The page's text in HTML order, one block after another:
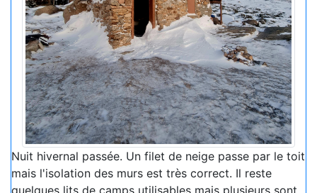
Nuit hivernal passée. Un filet de neige passe par le toit
mais l'isolation des murs est très correct. Il reste
quelques lits de camps utilisables mais plusieurs sont